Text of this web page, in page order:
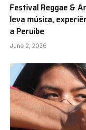
Festival Reggae &
leva música,
a Peruíbe
June 2, 2026